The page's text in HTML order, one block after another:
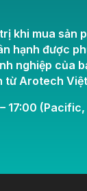
khi mua sản
hạnh được
nghiệp của
từ Arotech
17:00